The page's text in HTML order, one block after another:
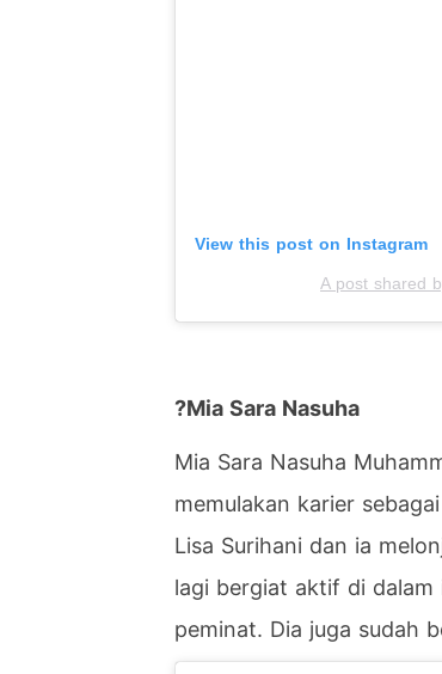
View this post on Instagram
A post shared
?Mia Sara Nasuha
Mia Sara Nasuha
memulakan karier
Lisa Surihani dan ia
lagi bergiat aktif di
peminat. Dia juga sudah